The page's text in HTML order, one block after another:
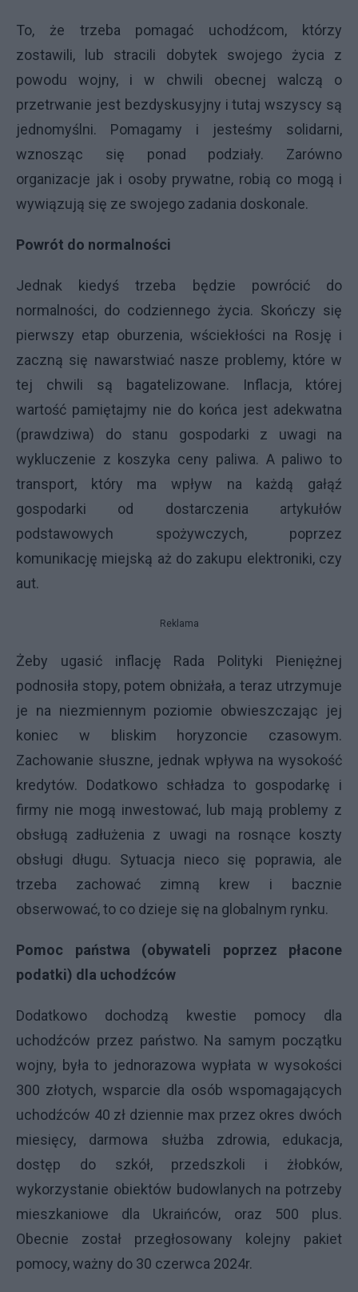
To, że trzeba pomagać uchodźcom, którzy
zostawili, lub stracili dobytek swojego życia z
powodu wojny, i w chwili obecnej walczą o
przetrwanie jest bezdyskusyjny i tutaj wszyscy są
jednomyślni. Pomagamy i jesteśmy solidarni,
wznosząc się ponad podziały. Zarówno
organizacje jak i osoby prywatne, robią co mogą i
wywiązują się ze swojego zadania doskonale.
Powrót do normalności
Jednak kiedyś trzeba będzie powrócić do
normalności, do codziennego życia. Skończy się
pierwszy etap oburzenia, wściekłości na Rosję i
zaczną się nawarstwiać nasze problemy, które w
tej chwili są bagatelizowane. Inflacja, której
wartość pamiętajmy nie do końca jest adekwatna
(prawdziwa) do stanu gospodarki z uwagi na
wykluczenie z koszyka ceny paliwa. A paliwo to
transport, który ma wpływ na każdą gałąź
gospodarki od dostarczenia artykułów
podstawowych spożywczych, poprzez
komunikację miejską aż do zakupu elektroniki, czy
aut.
Reklama
Żeby ugasić inflację Rada Polityki Pieniężnej
podnosiła stopy, potem obniżała, a teraz utrzymuje
je na niezmiennym poziomie obwieszczając jej
koniec w bliskim horyzoncie czasowym.
Zachowanie słuszne, jednak wpływa na wysokość
kredytów. Dodatkowo schładza to gospodarkę i
firmy nie mogą inwestować, lub mają problemy z
obsługą zadłużenia z uwagi na rosnące koszty
obsługi długu. Sytuacja nieco się poprawia, ale
trzeba zachować zimną krew i bacznie
obserwować, to co dzieje się na globalnym rynku.
Pomoc państwa (obywateli poprzez płacone
podatki) dla uchodźców
Dodatkowo dochodzą kwestie pomocy dla
uchodźców przez państwo. Na samym początku
wojny, była to jednorazowa wypłata w wysokości
300 złotych, wsparcie dla osób wspomagających
uchodźców 40 zł dziennie max przez okres dwóch
miesięcy, darmowa służba zdrowia, edukacja,
dostęp do szkół, przedszkoli i żłobków,
wykorzystanie obiektów budowlanych na potrzeby
mieszkaniowe dla Ukraińców, oraz 500 plus.
Obecnie został przegłosowany kolejny pakiet
pomocy, ważny do 30 czerwca 2024r.